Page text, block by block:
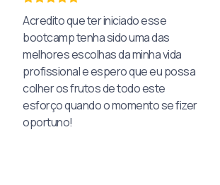
Acredito que ter iniciado esse
bootcamp tenha sido uma das
melhores escolhas da minha vida
profissional e espero que eu possa
colher os frutos de todo este
esforço quando o momento se fizer
oportuno!